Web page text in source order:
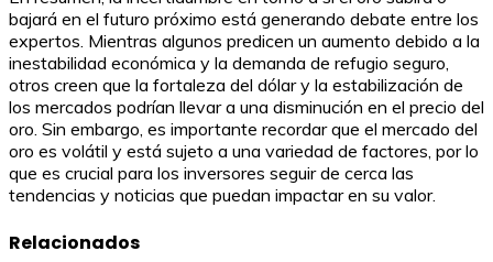
bajará en el futuro próximo está generando debate entre los
expertos. Mientras algunos predicen un aumento debido a la
inestabilidad económica y la demanda de refugio seguro,
otros creen que la fortaleza del dólar y la estabilización de
los mercados podrían llevar a una disminución en el precio del
oro. Sin embargo, es importante recordar que el mercado del
oro es volátil y está sujeto a una variedad de factores, por lo
que es crucial para los inversores seguir de cerca las
tendencias y noticias que puedan impactar en su valor.
Relacionados